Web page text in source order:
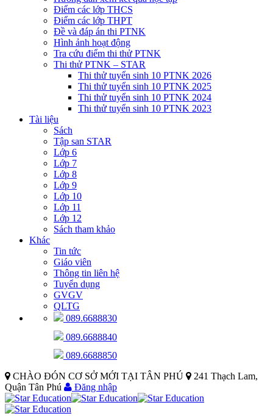
Điểm các lớp THCS
Điểm các lớp THPT
Đề và đáp án thi PTNK
Hình ảnh hoạt động
Tra cứu điểm thi thử PTNK
Thi thử PTNK – STAR
Thi thử tuyển sinh 10 PTNK 2026
Thi thử tuyển sinh 10 PTNK 2025
Thi thử tuyển sinh 10 PTNK 2024
Thi thử tuyển sinh 10 PTNK 2023
Tài liệu
Sách
Tập san STAR
Lớp 6
Lớp 7
Lớp 8
Lớp 9
Lớp 10
Lớp 11
Lớp 12
Sách tham khảo
Khác
Tin tức
Giáo viên
Thông tin liên hệ
Tuyển dụng
GVGV
QLTG
089.6688830
089.6688840
089.6688850
CHÀO ĐÓN CƠ SỞ MỚI TẠI TÂN PHÚ
241 Thạch Lam,
Quận Tân Phú
Đăng nhập